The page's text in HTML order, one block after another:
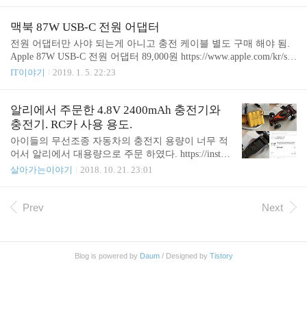
웨이 태블릿에서 그런 모습을 목격했고요. 다른 포트
에 연결하면 충전이 되긴 되..
충전기가 있어서 조금은 낫긴 하지만 케이블의 정글
을 피할 수는 없었습니다. 아무튼 일단 첫 번째 사진
에서 사진에서는 보이지 않지만 다른 멀티탭에도 작
은 충전기들이 연결되어 있어서 3~4개의 작은 충전
기들이 중구난방 연결되어 있던 상황이었습니다. 그
러 제품들이 있었지만 이 제품이 눈에 띄더군요. 쿠
팡 구매 링크: coupa.ng/bUKVk4 (이 링크를 통해 구
입하면 저에게 약간의 이익이 생깁니다) 스토리링..
맥북 87W USB-C 전원 어댑터
전원 어댑터만 사야 되는게 아니고 충전 케이블 별도 구매 해야 됨.
Apple 87W USB-C 전원 어댑터 89,000원 https://www.apple.com/kr/sho
p/product/MNF82KH/A/apple-87w-usb-c-%EC%A0%84%EC%9B%90-
ge-cable-2m
IT이야기 2019. 1. 5. 22:23
알리에서 주문한 4.8V 2400mAh 충전기와
충전기. RC카 사용 용도.
아이들의 무선조종 자동차의 충전지 용량이 너무 적
어서 알리에서 대용량으로 주문 하였다. https://instag
ram.com/p/BoVzFI7FbOy/ 기존 배터리는 Ni-Cd 4.8V
존대비 용량이 6배나 크다. 충전기 어뎁터는 LJ-0480
않아도 되는거 같다. 이상한건 벌써 거의 24시간 정
살아가는이야기 2018. 10. 21. 23:01
Prev Next
Blog is powered by Daum/ Designed by Tistory